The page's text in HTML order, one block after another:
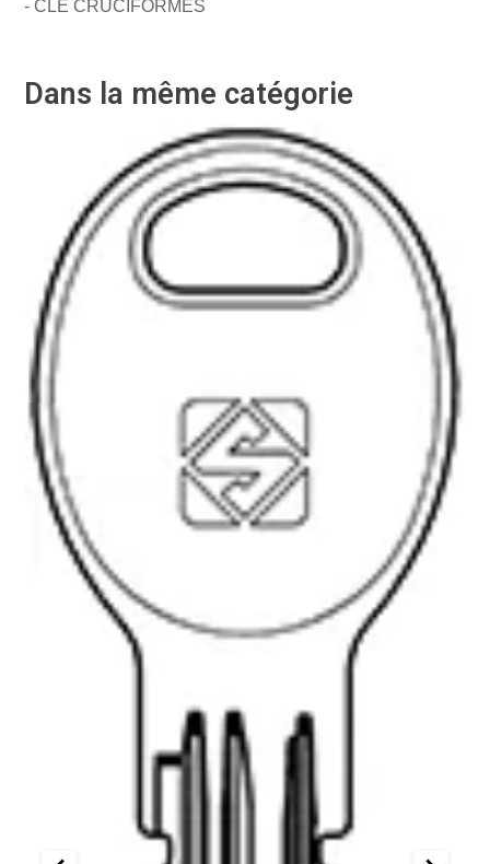
- CLE CRUCIFORMES
Dans la même catégorie